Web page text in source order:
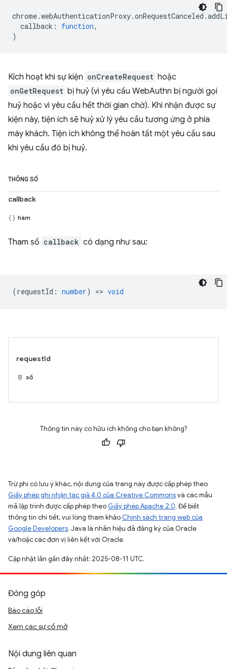
chrome.webAuthenticationProxy.onRequestCanceled .
callback : function,
)
Kích hoạt khi sự kiện onCreateRequest hoặc
onGetRequest bị huỷ (vì yêu cầu WebAuthn bị người gọi
huỷ hoặc vì yêu cầu hết thời gian chờ). Khi nhận được sự
kiện này, tiện ích sẽ huỷ xử lý yêu cầu tương ứng ở phía
máy khách. Tiện ích không thể hoàn tất một yêu cầu sau
khi yêu cầu đó bị huỷ.
THÔNG SỐ
callback
hàm
Tham số callback có dạng như sau:
(requestId : number) => void
requestId
số
Thông tin này có hữu ích không cho bạn không?
Trừ phi có lưu ý khác, nội dung của trang này được cấp phép theo
Giấy phép ghi nhận tác giả 4.0 của Creative Commonsvà các mẫu
mã lập trình được cấp phép theo Giấy phép Apache 2.0. Để biết
thông tin chi tiết, vui lòng tham khảo Chính sách trang web của
Google Developers. Java là nhãn hiệu đã đăng ký của Oracle
và/hoặc các đơn vị liên kết với Oracle.
Cập nhật lần gần đây nhất: 2025-08-11 UTC.
Đóng góp
Báo cáo lỗi
Xem các sự cố mở
Nội dung liên quan